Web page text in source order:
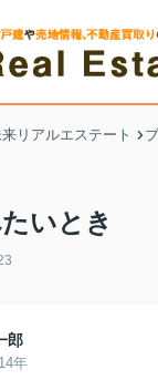
リアルエステート
いとき
郎
年